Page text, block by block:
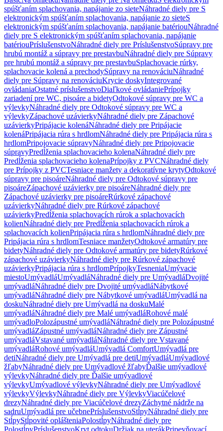
spúšťaním splachovania, napájanie zo sieteNáhradné diely pre S
elektronickým spúšťaním splachovania, napájanie zo sieteS
elektronickým spúšťaním splachovania, napájanie batériouNáhradné
diely pre S elektronickým spúšťaním splachovania, napájanie
batériouPríslušenstvoNáhradné diely pre PríslušenstvoSúpravy pre
hrubú montáž a súpravy pre prestavbuNáhradné diely pre Súpravy
pre hrubú montáž a súpravy pre prestavbuSplachovacie rúrky,
splachovacie kolená a prechodySúpravy na renováciuNáhradné
diely pre Súpravy na renováciuKrycie doskyIntegrované
ovládaniaOstatné príslušenstvoDiaľkové ovládaniePrípojky
zariadení pre WC, pisoáre a bidetyOdtokové súpravy pre WC a
výlevkyNáhradné diely pre Odtokové súpravy pre WC a
výlevkyZápachové uzávierkyNáhradné diely pre Zápachové
uzávierkyPripájacie kolenáNáhradné diely pre Pripájacie
kolenáPripájacia rúra s hrdlomNáhradné diely pre Pripájacia rúra s
hrdlomPripojovacie súpravyNáhradné diely pre Pripojovacie
súpravyPredĺženia splachovacieho kolenaNáhradné diely pre
Predĺženia splachovacieho kolenaPrípojky z PVCNáhradné diely
pre Prípojky z PVCTesniace manžety a dekoratívne krytyOdtokové
súpravy pre pisoáreNáhradné diely pre Odtokové súpravy pre
pisoáreZápachové uzávierky pre pisoáreNáhradné diely pre
Zápachové uzávierky pre pisoáreRúrkové zápachové
uzávierkyNáhradné diely pre Rúrkové zápachové
uzávierkyPredĺženia splachovacích rúrok a splachovacích
kolienNáhradné diely pre Predĺženia splachovacích rúrok a
splachovacích kolienPripájacia rúra s hrdlomNáhradné diely pre
Pripájacia rúra s hrdlomTesniace manžetyOdtokové armatúry pre
bidetyNáhradné diely pre Odtokové armatúry pre bidetyRúrkové
zápachové uzávierkyNáhradné diely pre Rúrkové zápachové
uzávierkyPripájacia rúra s hrdlomPrípojkyTesneniaUmývacie
miestoUmývadláUmývadláNáhradné diely pre UmývadláDvojité
umývadláNáhradné diely pre Dvojité umývadláNábytkové
umývadláNáhradné diely pre Nábytkové umývadláUmývadlá na
doskuNáhradné diely pre Umývadlá na doskuMalé
umývadláNáhradné diely pre Malé umývadláRohové malé
umývadloPolozápustné umývadláNáhradné diely pre Polozápustné
umývadláZápustné umývadláNáhradné diely pre Zápustné
umývadláVstavané umývadláNáhradné diely pre Vstavané
umývadláRohové umývadláUmývadlá ComfortUmývadlá pre
detiNáhradné diely pre Umývadlá pre detiUmývadláUmývadlové
žľabyNáhradné diely pre Umývadlové žľabyĎalšie umývadlové
výlevkyNáhradné diely pre Ďalšie umývadlové
výlevkyUmývadlové výlevkyNáhradné diely pre Umývadlové
výlevkyVýlevkyNáhradné diely pre VýlevkyViacúčelové
drezyNáhradné diely pre Viacúčelové drezyZáchytné nádrže na
sadruUmývadlá pre učebnePríslušenstvoStĺpyNáhradné diely pre
StĺpyStĺpovité oplášteniaPolostĺpyNáhradné diely pre
PolostĺpyPríslušenstvoKryt odtokuDržiak na uterákPripevňovací